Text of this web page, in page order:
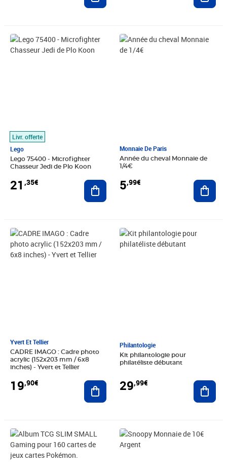
Livr. offerte
Lego
Lego 75400 - Microfighter
Chasseur Jedi de Plo Koon
21 ,35€
Prix 21,35€
Ajouter au panier
Monnaie De Paris
Année du cheval Monnaie de
1/4€
5,99€
Prix 5,99€
Yvert Et Tellier
CADRE IMAGO : Cadre photo
acrylic (152x203 mm / 6x8
inches) - Yvert et Tellier
19,90€
Prix 19,90€
Ajouter au panier
Philantologie
Kit philantologie pour
philatéliste débutant
29,99€
Prix 29,99€
Prix 9,99€ Prix 22,00€